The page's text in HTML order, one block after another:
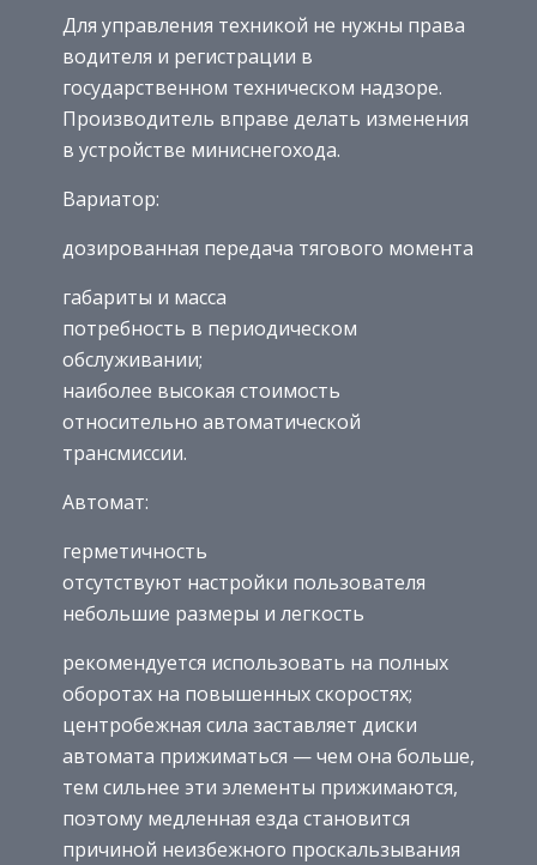
Для управления техникой не нужны права
водителя и регистрации в
государственном техническом надзоре.
Производитель вправе делать изменения
в устройстве миниснегохода.
Вариатор:
дозированная передача тягового момента
габариты и масса
потребность в периодическом
обслуживании;
наиболее высокая стоимость
относительно автоматической
трансмиссии.
Автомат:
герметичность
отсутствуют настройки пользователя
небольшие размеры и легкость
рекомендуется использовать на полных
оборотах на повышенных скоростях;
центробежная сила заставляет диски
автомата прижиматься — чем она больше,
тем сильнее эти элементы прижимаются,
поэтому медленная езда становится
причиной неизбежного проскальзывания